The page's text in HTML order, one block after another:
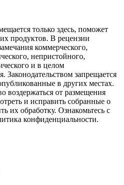
только здесь, поможет
продуктов. В рецензии
коммерческого,
непристойного,
и в целом
Законодательством запрещается
в других местах.
воздержаться от размещения
и исправить собранные о
их обработку. Ознакомьтесь с
конфиденциальности.